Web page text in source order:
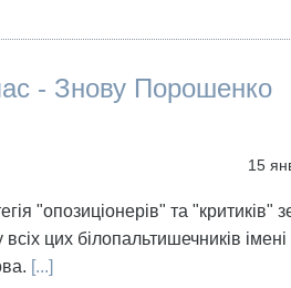
- Знову Порошенко
15
"опозиціонерів" та "критиків"
цих білопальтишечників
[...]